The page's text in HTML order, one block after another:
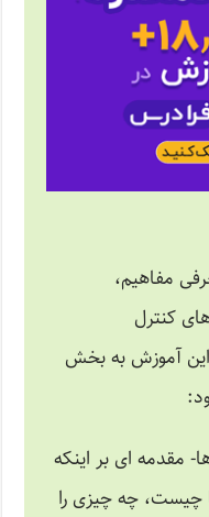
مفاهیم،
کنترل
آموزش به بخش
مقدمه ای بر اینکه
چیست، چه چیزی را